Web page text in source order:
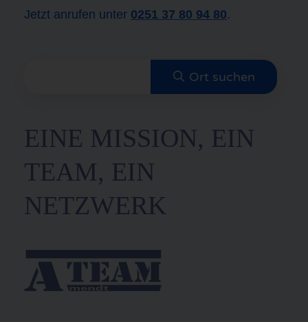
Jetzt anrufen unter 0251 37 80 94 80.
EINE MISSION, EIN
TEAM, EIN
NETZWERK